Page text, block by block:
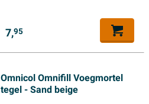
7,95
Omnicol Omnifill Voegmortel
tegel - Sand beige